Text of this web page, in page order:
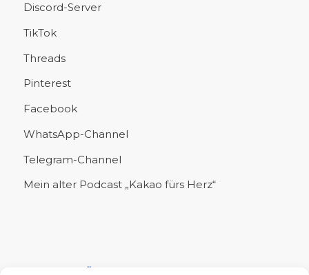
Discord-Server
TikTok
Threads
Pinterest
Facebook
WhatsApp-Channel
Telegram-Channel
Mein alter Podcast „Kakao fürs Herz“